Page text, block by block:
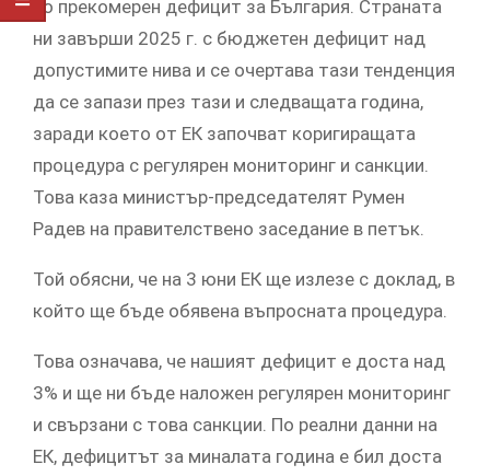
по прекомерен дефицит за България. Страната
ни завърши 2025 г. с бюджетен дефицит над
допустимите нива и се очертава тази тенденция
да се запази през тази и следващата година,
заради което от ЕК започват коригиращата
процедура с регулярен мониторинг и санкции.
Това каза министър-председателят Румен
Радев на правителствено заседание в петък.
Той обясни, че на 3 юни ЕК ще излезе с доклад, в
който ще бъде обявена въпросната процедура.
Това означава, че нашият дефицит е доста над
3% и ще ни бъде наложен регулярен мониторинг
и свързани с това санкции. По реални данни на
ЕК, дефицитът за миналата година е бил доста